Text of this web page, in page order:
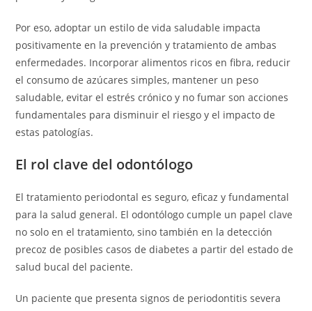
Por eso, adoptar un estilo de vida saludable impacta
positivamente en la prevención y tratamiento de ambas
enfermedades. Incorporar alimentos ricos en fibra, reducir
el consumo de azúcares simples, mantener un peso
saludable, evitar el estrés crónico y no fumar son acciones
fundamentales para disminuir el riesgo y el impacto de
estas patologías.
El rol clave del odontólogo
El tratamiento periodontal es seguro, eficaz y fundamental
para la salud general. El odontólogo cumple un papel clave
no solo en el tratamiento, sino también en la detección
precoz de posibles casos de diabetes a partir del estado de
salud bucal del paciente.
Un paciente que presenta signos de periodontitis severa